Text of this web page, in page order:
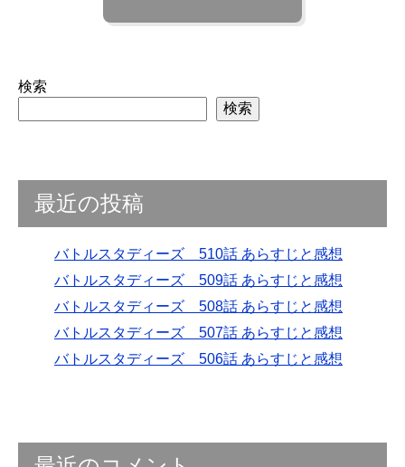
検索
検索
最近の投稿
バトルスタディーズ 510話 あらすじと感想
バトルスタディーズ 509話 あらすじと感想
バトルスタディーズ 508話 あらすじと感想
バトルスタディーズ 507話 あらすじと感想
バトルスタディーズ 506話 あらすじと感想